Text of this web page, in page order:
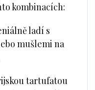
kombinacích:
ladí s
mušlemi na
tartufatou